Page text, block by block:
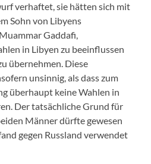
verhaftet, sie hätten sich mit
Sohn von Libyens
Gaddafi,
in Libyen zu beeinflussen
übernehmen. Diese
unsinnig, als dass zum
überhaupt keine Wahlen in
Der tatsächliche Grund für
Männer dürfte gewesen
gegen Russland verwendet